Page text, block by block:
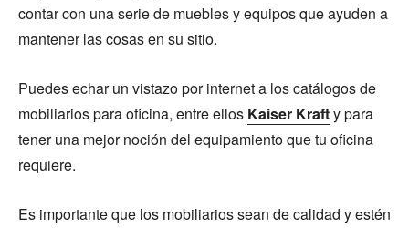
contar con una serie de muebles y equipos que ayuden a
mantener las cosas en su sitio.
Puedes echar un vistazo por internet a los catálogos de
mobiliarios para oficina, entre ellos Kaiser Krafty para
tener una mejor noción del equipamiento que tu oficina
requiere.
Es importante que los mobiliarios sean de calidad y estén